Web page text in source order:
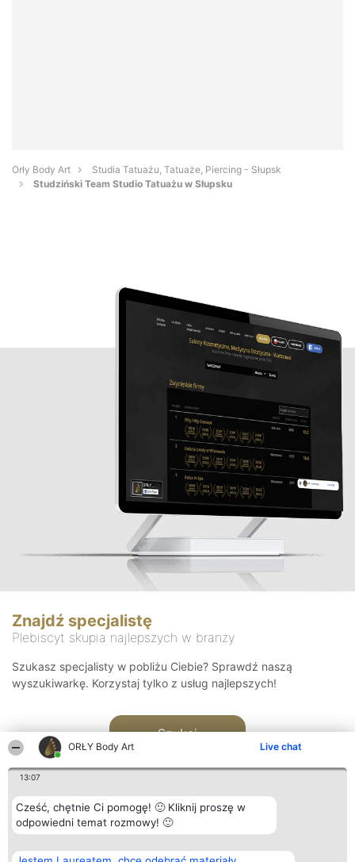
ORŁY Body Art Live chat
13:07
Cześć, chętnie Ci pomogę! 🙂 Kliknij proszę w
odpowiedni temat rozmowy! 🙂
Orły Body Art
Studia Tatuażu, Tatuaże, Piercing - Słupsk
Studziński Team Studio Tatuażu w Słupsku
Znajdź specjalistę
Plebiscyt skupia najlepszych w branży
Szukasz specjalisty w pobliżu Ciebie? Sprawdź naszą
wyszukiwarkę. Korzystaj tylko z usług najlepszych!
Szukaj
Organizator plebiscytu Plebiscyt Kontakt